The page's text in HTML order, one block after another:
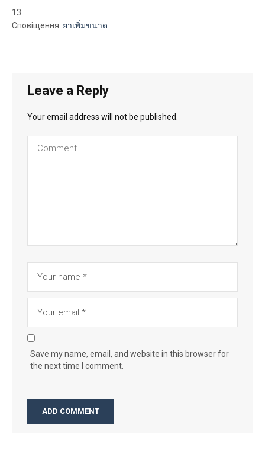
Сповіщення: ยาเพิ่มขนาด
Leave a Reply
Your email address will not be published.
Save my name, email, and website in this browser for
the next time I comment.